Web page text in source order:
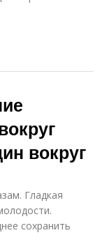
вокруг
Гладкая
сохранить